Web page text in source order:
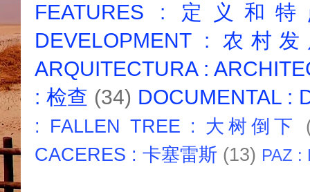
FEATURES : 定义和
DEVELOPMENT : 农村
ARQUITECTURA :
: 检查 (34) DOCUMENTAL :
: FALLEN TREE : 大树倒下
CACERES : 卡塞雷斯 (13) PAZ :